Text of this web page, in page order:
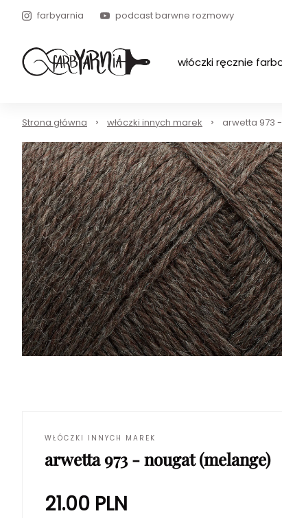
farbyarnia podcast barwne rozmowy
włóczki ręcznie
Strona główna włóczki innych marek arwetta 973
WŁÓCZKI INNYCH MAREK
arwetta 973 - nougat (melange)
21.00 PLN